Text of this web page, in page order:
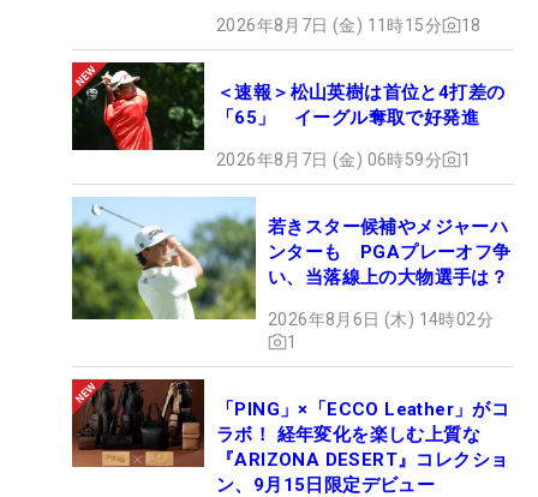
2026年8月7日 (金) 11時15分 18
＜速報＞松山英樹は首位と4打差の
「65」 イーグル奪取で好発進
2026年8月7日 (金) 06時59分 1
若きスター候補やメジャーハ
ンターも PGAプレーオフ争
い、当落線上の大物選手は？
2026年8月6日 (木) 14時02分
1
「PING」×「ECCO Leather」がコ
ラボ！ 経年変化を楽しむ上質な
『ARIZONA DESERT』コレクショ
ン、9月15日限定デビュー